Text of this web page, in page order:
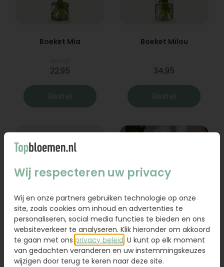
Boeket Mia
22,95
Bestel
Boeket Milou
34,95
Bestel
Boeket Lexie
Vanaf
18,95
Boeket Raya
31,95
Wij respecteren uw privacy
Wij en onze partners gebruiken technologie op onze
site, zoals cookies om inhoud en advertenties te
personaliseren, social media functies te bieden en ons
websiteverkeer te analyseren. Klik hieronder om akkoord
te gaan met ons privacy beleid . U kunt op elk moment
van gedachten veranderen en uw instemmingskeuzes
wijzigen door terug te keren naar deze site.